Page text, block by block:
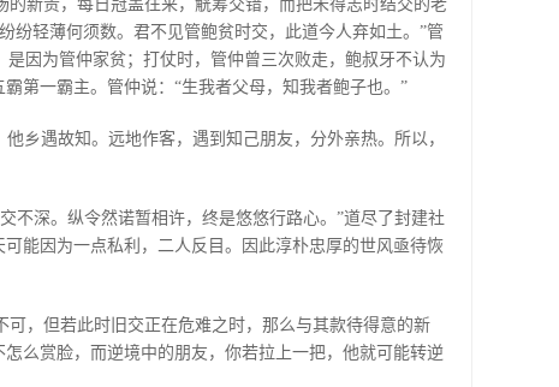
新贵，每日冠盖往来，觥筹交错，而把未得志时结交的老
纷轻薄何须数。君不见管鲍贫时交，此道今人弃如土。”管
因为管仲家贫；打仗时，管仲曾三次败走，鲍叔牙不认为
第一霸主。管仲说：“生我者父母，知我者鲍子也。”
乡遇故知。远地作客，遇到知己朋友，分外亲热。所以，
不深。纵令然诺暂相许，终是悠悠行路心。”道尽了封建社
能因为一点私利，二人反目。因此淳朴忠厚的世风亟待恢
，但若此时旧交正在危难之时，那么与其款待得意的新
么赏脸，而逆境中的朋友，你若拉上一把，他就可能转逆